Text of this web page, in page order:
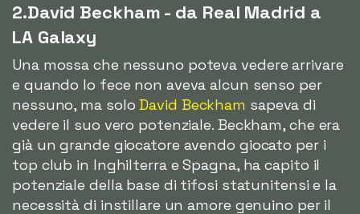
2.David Beckham - da Real Madrid a
LA Galaxy
Una mossa che nessuno poteva vedere arrivare
e quando lo fece non aveva alcun senso per
nessuno, ma soloDavid Beckham sapeva di
vedere il suo vero potenziale. Beckham, che era
già un grande giocatore avendo giocato per i
top club in Inghilterra e Spagna, ha capito il
potenziale della base di tifosi statunitensi e la
necessità di instillare un amore genuino per il